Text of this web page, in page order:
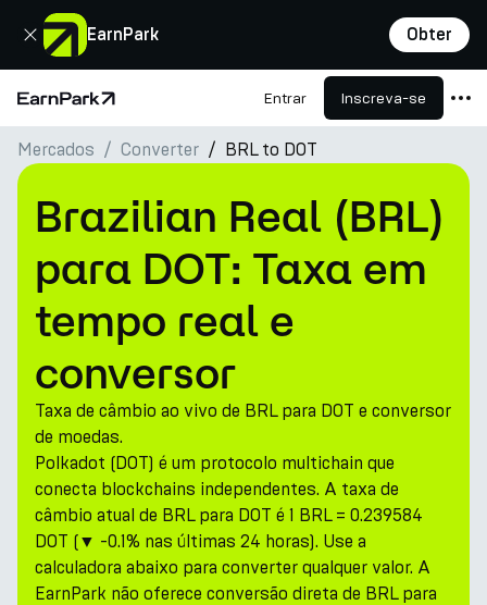
EarnPark Obter
Fechar
Página Inicial Entrar Inscreva-se
Produtos
Mercados
Calculadoras
PARK Token
Recursos
Empresa
Mercados Converter BRL to DOT
Brazilian Real (BRL)
para DOT: Taxa em
tempo real e
conversor
Taxa de câmbio ao vivo de BRL para DOT e conversor
de moedas.
Polkadot (DOT) é um protocolo multichain que
conecta blockchains independentes. A taxa de
câmbio atual de BRL para DOT é 1 BRL = 0.239584
DOT (▼ -0.1% nas últimas 24 horas). Use a
calculadora abaixo para converter qualquer valor. A
EarnPark não oferece conversão direta de BRL para